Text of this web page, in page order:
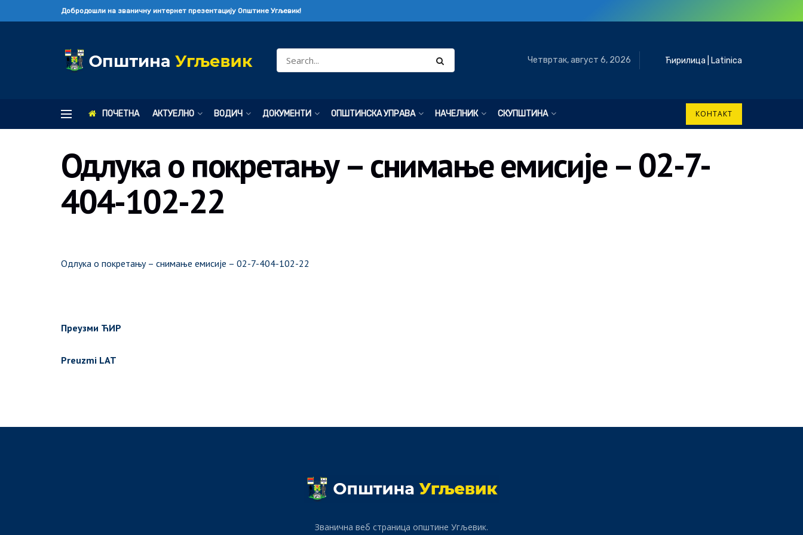
Добродошли на званичну интернет презентацију Општине Угљевик!
Четвртак, август 6, 2026 Ћирилица Latinica
ПОЧЕТНА АКТУЕЛНО ВОДИЧ ДОКУМЕНТИ ОПШТИНСКА УПРАВА НАЧЕЛНИК СКУПШТИНА КОНТАКТ
Одлука о покретању – снимање емисије – 02-7-
404-102-22
Одлука о покретању – снимање емисије – 02-7-404-102-22
Преузми ЋИР
Preuzmi LAT
Званична веб страница општине Угљевик.